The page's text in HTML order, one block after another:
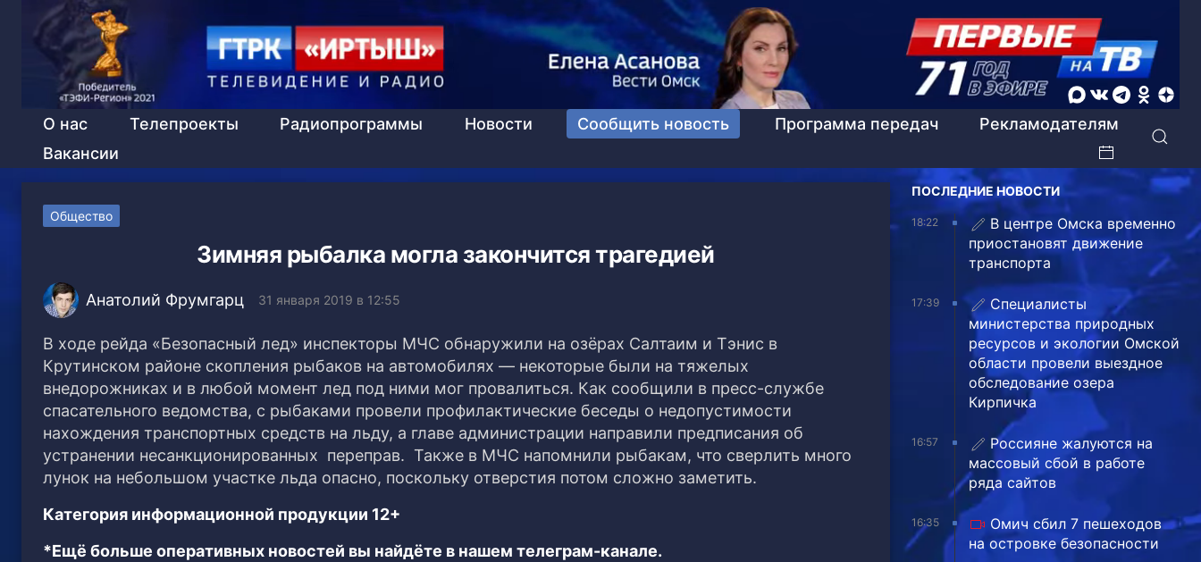
О нас Телепроекты Радиопрограммы Новости Сообщить новость Программа передач
Рекламодателям
Вакансии
Общество
Зимняя рыбалка могла закончится трагедией
Анатолий Фрумгарц 31 января 2019 в 12:55
В ходе рейда «Безопасный лед» инспекторы МЧС обнаружили на озёрах Салтаим и Тэнис в
Крутинском районе скопления рыбаков на автомобилях — некоторые были на тяжелых
внедорожниках и в любой момент лед под ними мог провалиться. Как сообщили в пресс-службе
спасательного ведомства, с рыбаками провели профилактические беседы о недопустимости
нахождения транспортных средств на льду, а главе администрации направили предписания об
устранении несанкционированных переправ. Также в МЧС напомнили рыбакам, что сверлить много
лунок на небольшом участке льда опасно, поскольку отверстия потом сложно заметить.
Категория информационной продукции 12+
*Ещё больше оперативных новостей вы найдёте в нашем телеграм-канале.
ПОСЛЕДНИЕ НОВОСТИ
18:22
В центре Омска временно
приостановят движение
транспорта
17:39
Специалисты
министерства природных
ресурсов и экологии Омской
области провели выездное
обследование озера
Кирпичка
16:57
Россияне жалуются на
массовый сбой в работе
ряда сайтов
16:35
Омич сбил 7 пешеходов
на островке безопасности